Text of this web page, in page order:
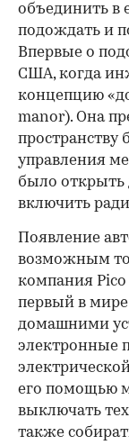
объединить в
подождать и
Впервые о
США, когда
концепцию
manor). Она
пространству
управления
было открыть
включить
Появление
возможным
компания
первый в мире
домашними
электронные
его помощью
выключать
также